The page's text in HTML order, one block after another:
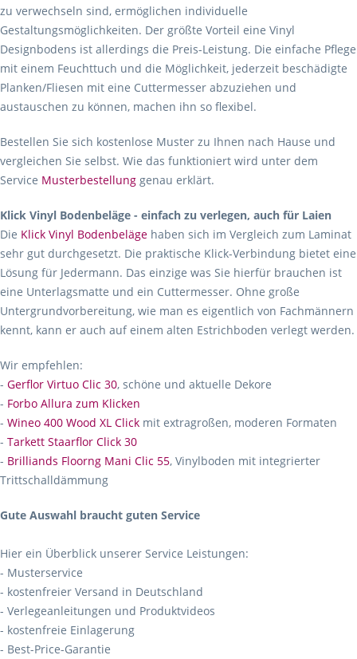
zu verwechseln sind, ermöglichen individuelle
Gestaltungsmöglichkeiten. Der größte Vorteil eine Vinyl
Designbodens ist allerdings die Preis-Leistung. Die einfache Pflege
mit einem Feuchttuch und die Möglichkeit, jederzeit beschädigte
Planken/Fliesen mit eine Cuttermesser abzuziehen und
austauschen zu können, machen ihn so flexibel.
Bestellen Sie sich kostenlose Muster zu Ihnen nach Hause und
vergleichen Sie selbst. Wie das funktioniert wird unter dem
Service Musterbestellung genau erklärt.
Klick Vinyl Bodenbeläge - einfach zu verlegen, auch für Laien
Die Klick Vinyl Bodenbeläge haben sich im Vergleich zum Laminat
sehr gut durchgesetzt. Die praktische Klick-Verbindung bietet eine
Lösung für Jedermann. Das einzige was Sie hierfür brauchen ist
eine Unterlagsmatte und ein Cuttermesser. Ohne große
Untergrundvorbereitung, wie man es eigentlich von Fachmännern
kennt, kann er auch auf einem alten Estrichboden verlegt werden.
Wir empfehlen:
- Gerflor Virtuo Clic 30, schöne und aktuelle Dekore
- Forbo Allura zum Klicken
- Wineo 400 Wood XL Click mit extragroßen, moderen Formaten
- Tarkett Staarflor Click 30
- Brilliands Floorng Mani Clic 55, Vinylboden mit integrierter
Trittschalldämmung
Gute Auswahl braucht guten Service
Hier ein Überblick unserer Service Leistungen:
- Musterservice
- kostenfreier Versand in Deutschland
- Verlegeanleitungen und Produktvideos
- kostenfreie Einlagerung
- Best-Price-Garantie